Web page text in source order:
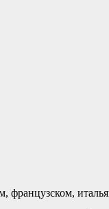
французском,